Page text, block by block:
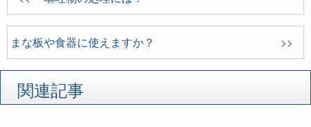
まな板や食器に使えますか？
関連記事